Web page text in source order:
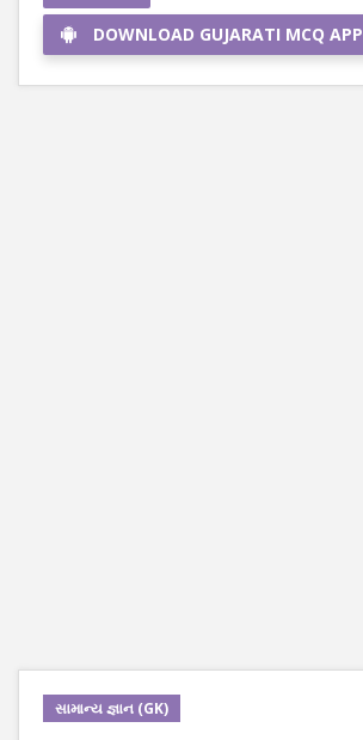
DOWNLOAD GUJARATI MCQ APP
સામાન્ય જ્ઞાન (GK)